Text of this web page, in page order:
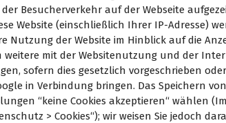
Besucherverkehr auf der Webseite
Website (einschließlich Ihrer IP-Adresse)
der Website im Hinblick auf die
weitere mit der Websitenutzung und der
sofern dies gesetzlich vorgeschrieben
in Verbindung bringen. Das Speichern
“keine Cookies akzeptieren“ wählen
> Cookies“); wir weisen Sie jedoch